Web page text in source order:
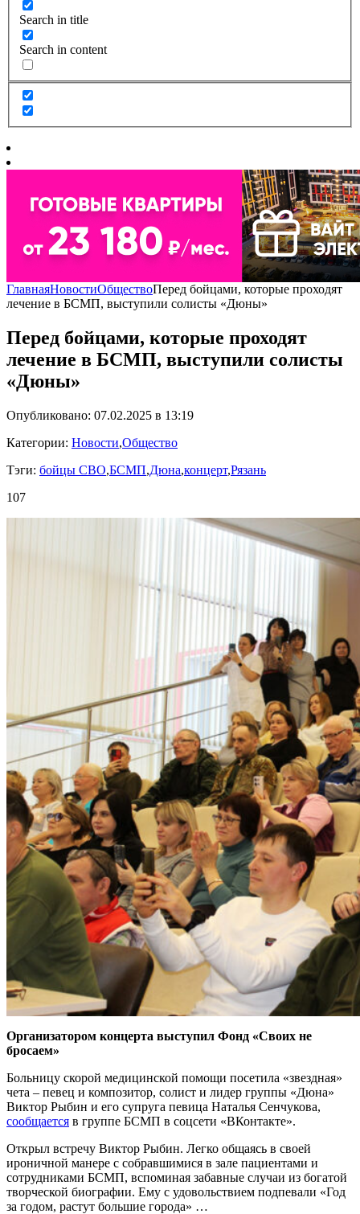
Search in title
Search in content
ГлавнаяНовостиОбществоПеред бойцами, которые проходят
лечение в БСМП, выступили солисты «Дюны»
Перед бойцами, которые проходят
лечение в БСМП, выступили солисты
«Дюны»
Опубликовано: 07.02.2025 в 13:19
Категории: Новости,Общество
Тэги: бойцы СВО,БСМП,Дюна,концерт,Рязань
107
Организатором концерта выступил Фонд «Своих не
бросаем»
Больницу скорой медицинской помощи посетила «звездная»
чета – певец и композитор, солист и лидер группы «Дюна»
Виктор Рыбин и его супруга певица Наталья Сенчукова,
сообщается в группе БСМП в соцсети «ВКонтакте».
Открыл встречу Виктор Рыбин. Легко общаясь в своей
ироничной манере с собравшимися в зале пациентами и
сотрудниками БСМП, вспоминая забавные случаи из богатой
творческой биографии. Ему с удовольствием подпевали «Год
за годом, растут большие города» …